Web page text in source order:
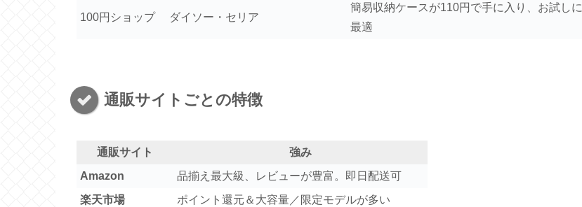
100円ショップ ダイソー・セリア
簡易収納ケースが110円で手に入り、お試しに
最適
通販サイトごとの特徴
通販サイト
強み
Amazon
品揃え最大級、レビューが豊富。即日配送可
楽天市場
ポイント還元＆大容量／限定モデルが多い